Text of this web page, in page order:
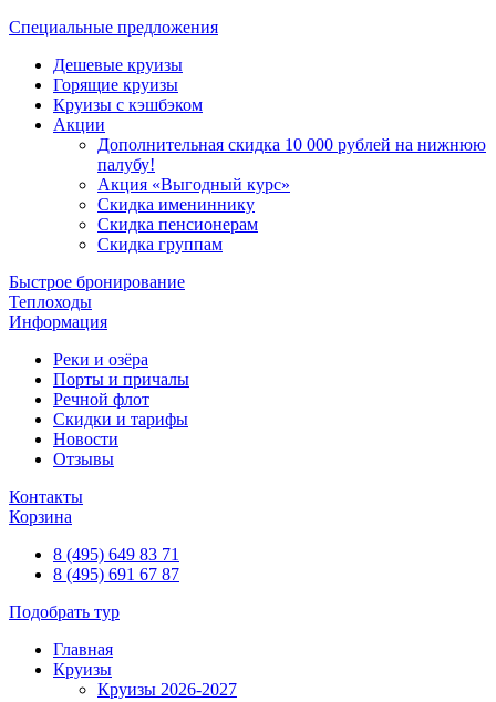
Специальные предложения
Дешевые круизы
Горящие круизы
Круизы с кэшбэком
Акции
Дополнительная скидка 10 000 рублей на нижнюю
палубу!
Акция «Выгодный курс»
Скидка имениннику
Скидка пенсионерам
Скидка группам
Быстрое бронирование
Теплоходы
Информация
Реки и озёра
Порты и причалы
Речной флот
Скидки и тарифы
Новости
Отзывы
Контакты
Корзина
8 (495) 649 83 71
8 (495) 691 67 87
Подобрать тур
Главная
Круизы
Круизы 2026-2027